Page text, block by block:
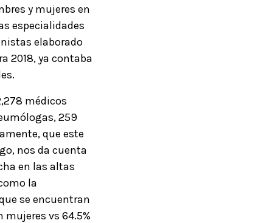
y mujeres en
especialidades
elaborado
2018, ya contaba
médicos
259
que este
nos da cuenta
en las altas
la
se encuentran
vs 64.5%